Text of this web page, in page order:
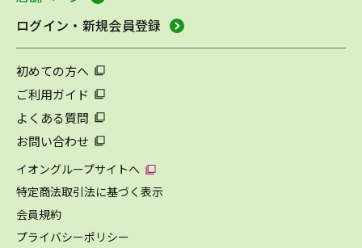
ログイン・新規会員登録
初めての方へ
ご利用ガイド
よくある質問
お問い合わせ
イオングループサイトへ
特定商法取引法に基づく表示
会員規約
プライバシーポリシー